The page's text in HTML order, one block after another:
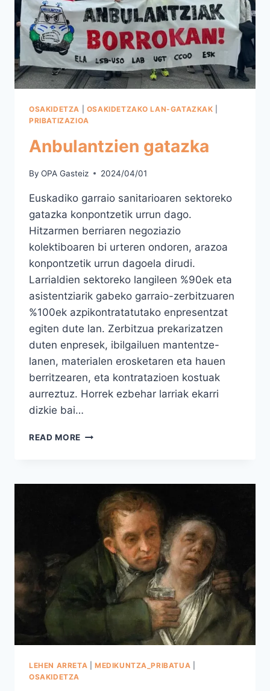
OSAKIDETZA OSAKIDETZAKO LAN-GATAZKAK
PRIBATIZAZIOA
Anbulantzien gatazka
By OPA Gasteiz 2024/04/01
Euskadiko garraio sanitarioaren sektoreko
gatazka konpontzetik urrun dago.
Hitzarmen berriaren negoziazio
kolektiboaren bi urteren ondoren, arazoa
konpontzetik urrun dagoela dirudi.
Larrialdien sektoreko langileen %90ek eta
asistentziarik gabeko garraio-zerbitzuaren
%100ek azpikontratatutako enpresentzat
egiten dute lan. Zerbitzua prekarizatzen
duten enpresek, ibilgailuen mantentze-
lanen, materialen erosketaren eta hauen
berritzearen, eta kontratazioen kostuak
aurreztuz. Horrek ezbehar larriak ekarri
dizkie bai…
READ MORE ANBULANTZIEN
LEHEN ARRETA MEDIKUNTZA_PRIBATUA
OSAKIDETZA